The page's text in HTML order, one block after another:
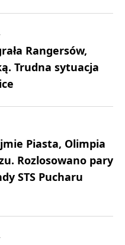
Rangersów,
Trudna sytuacja
Piasta, Olimpia
Rozlosowano pary
STS Pucharu